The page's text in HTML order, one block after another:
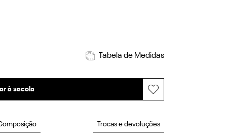
Tabela de Medidas
à sacola
Trocas e devoluções